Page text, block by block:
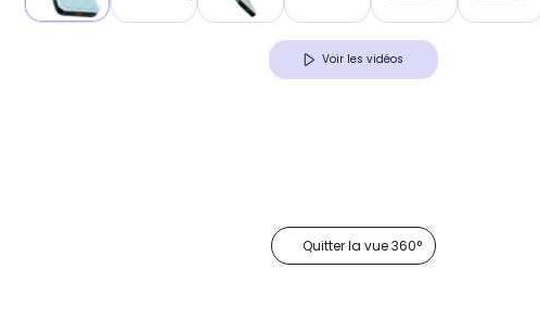
Voir les vidéos
Quitter la vue 360°